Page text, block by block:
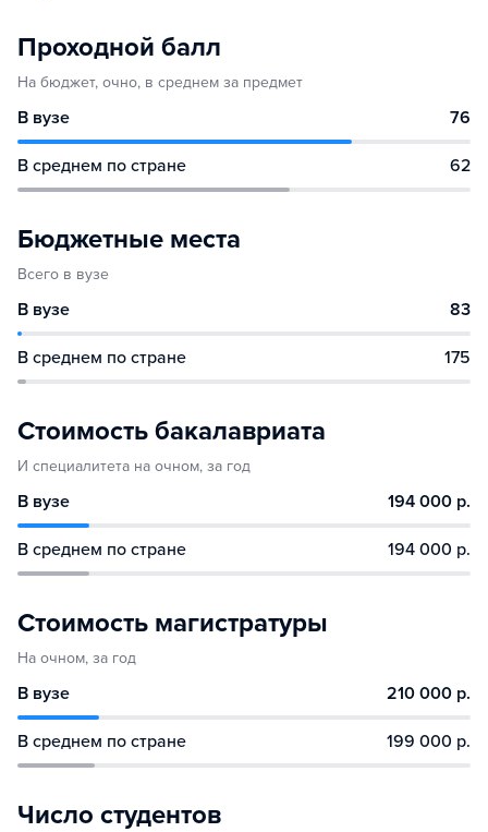
Проходной балл
На бюджет, очно, в среднем за предмет
В вузе 76
В среднем по стране 62
Бюджетные места
Всего в вузе
В вузе 83
В среднем по стране 175
Стоимость бакалавриата
И специалитета на очном, за год
В вузе 194 000 р.
В среднем по стране 194 000 р.
Стоимость магистратуры
На очном, за год
В вузе 210 000 р.
В среднем по стране 199 000 р.
Число студентов